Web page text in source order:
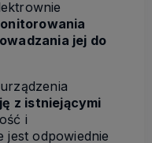
jej do
z istniejącymi
i
jest odpowiednie